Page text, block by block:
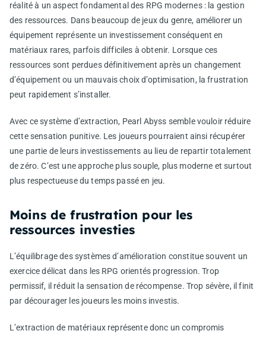
réalité à un aspect fondamental des RPG modernes : la gestion
des ressources. Dans beaucoup de jeux du genre, améliorer un
équipement représente un investissement conséquent en
matériaux rares, parfois difficiles à obtenir. Lorsque ces
ressources sont perdues définitivement après un changement
d’équipement ou un mauvais choix d’optimisation, la frustration
peut rapidement s’installer.
Avec ce système d’extraction, Pearl Abyss semble vouloir réduire
cette sensation punitive. Les joueurs pourraient ainsi récupérer
une partie de leurs investissements au lieu de repartir totalement
de zéro. C’est une approche plus souple, plus moderne et surtout
plus respectueuse du temps passé en jeu.
Moins de frustration pour les
ressources investies
L’équilibrage des systèmes d’amélioration constitue souvent un
exercice délicat dans les RPG orientés progression. Trop
permissif, il réduit la sensation de récompense. Trop sévère, il finit
par décourager les joueurs les moins investis.
L’extraction de matériaux représente donc un compromis